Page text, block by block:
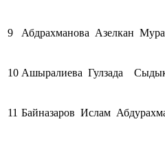
9 Абдрахманова Азелкан
10 Ашыралиева Гулзада
11 Байназаров Ислам